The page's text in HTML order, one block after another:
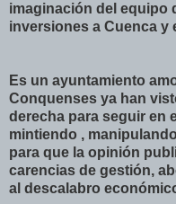
imaginación del equipo
inversiones a Cuenca y
Es un ayuntamiento
Conquenses ya han
derecha para seguir en
mintiendo ,
para que la opinión
carencias de gestión,
al descalabro